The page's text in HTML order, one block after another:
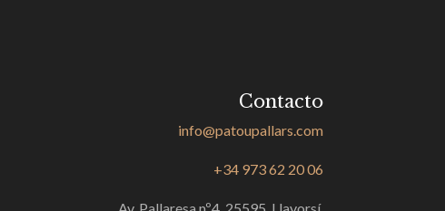
Contacto
info@patoupallars.com
+34 973 62 20 06